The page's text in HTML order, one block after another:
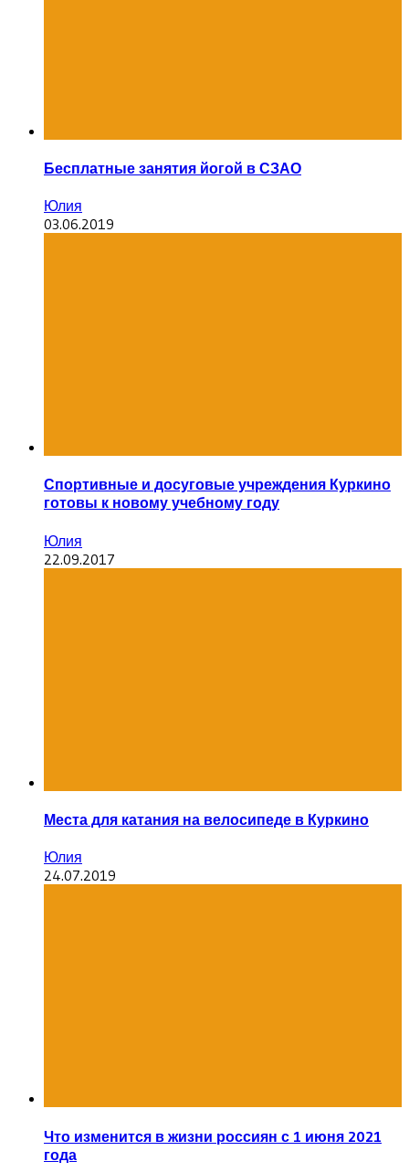
Бесплатные занятия йогой в СЗАО
Юлия
03.06.2019
Спортивные и досуговые учреждения Куркино
готовы к новому учебному году
Юлия
22.09.2017
Места для катания на велосипеде в Куркино
Юлия
24.07.2019
Что изменится в жизни россиян с 1 июня 2021
года